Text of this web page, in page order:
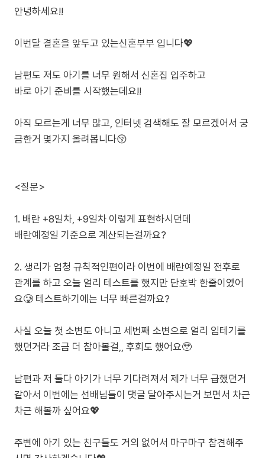
안녕하세요!!
이번달 결혼을 앞두고 있는신혼부부 입니다💖
남편도 저도 아기를 너무 원해서 신혼집 입주하고
바로 아기 준비를 시작했는데요!!
아직 모르는게 너무 많고, 인터넷 검색해도 잘 모르겠어서 궁
금한거 몇가지 올려봅니다😚
<질문>
1. 배란 +8일차, +9일차 이렇게 표현하시던데
배란예정일 기준으로 계산되는걸까요?
2. 생리가 엄청 규칙적인편이라 이번에 배란예정일 전후로
관계를 하고 오늘 얼리 테스트를 했지만 단호박 한줄이였어
요🥲 테스트하기에는 너무 빠른걸까요?
사실 오늘 첫 소변도 아니고 세번째 소변으로 얼리 임테기를
했던거라 조금 더 참아볼걸,, 후회도 했어요🥹
남편과 저 둘다 아기가 너무 기다려져서 제가 너무 급했던거
같아서 이번에는 선배님들이 댓글 달아주시는거 보면서 차근
차근 해볼까 싶어요💖
주변에 아기 있는 친구들도 거의 없어서 마구마구 참견해주